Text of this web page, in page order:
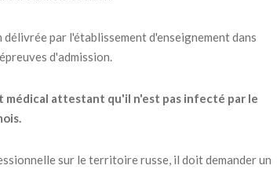
par l'établissement d'enseignement dans
d'admission.
attestant qu'il n'est pas infecté par le
sur le territoire russe, il doit demander un